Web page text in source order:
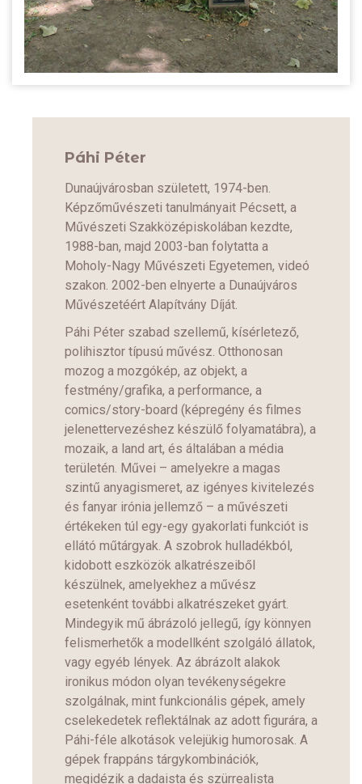
Páhi Péter
Dunaújvárosban született, 1974-ben.
Képzőművészeti tanulmányait Pécsett, a
Művészeti Szakközépiskolában kezdte,
1988-ban, majd 2003-ban folytatta a
Moholy-Nagy Művészeti Egyetemen, videó
szakon. 2002-ben elnyerte a Dunaújváros
Művészetéért Alapítvány Díját.
Páhi Péter szabad szellemű, kísérletező,
polihisztor típusú művész. Otthonosan
mozog a mozgókép, az objekt, a
festmény/grafika, a performance, a
comics/story-board (képregény és filmes
jelenettervezéshez készülő folyamatábra), a
mozaik, a land art, és általában a média
területén. Művei – amelyekre a magas
szintű anyagismeret, az igényes kivitelezés
és fanyar irónia jellemző – a művészeti
értékeken túl egy-egy gyakorlati funkciót is
ellátó műtárgyak. A szobrok hulladékból,
kidobott eszközök alkatrészeiből
készülnek, amelyekhez a művész
esetenként további alkatrészeket gyárt.
Mindegyik mű ábrázoló jellegű, így könnyen
felismerhetők a modellként szolgáló állatok,
vagy egyéb lények. Az ábrázolt alakok
ironikus módon olyan tevékenységekre
szolgálnak, mint funkcionális gépek, amely
cselekedetek reflektálnak az adott figurára, a
Páhi-féle alkotások velejükig humorosak. A
gépek frappáns tárgykombinációk,
megidézik a dadaista és szürrealista